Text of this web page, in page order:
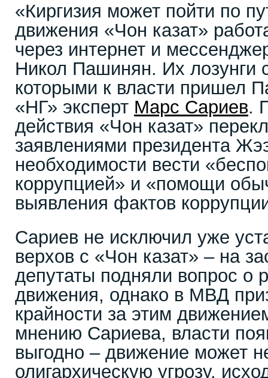
«Киргизия может пойти по
движения «Чон казат»
через интернет и
Никол Пашинян. Их лозунги
которыми к власти пришел
«НГ» эксперт Марс Сариев.
действия «Чон казат»
заявлениями президента
необходимости вести
коррупцией» и «помощи
выявления фактов
Сариев не исключил уже
верхов с «Чон казат» – на
депутаты подняли вопрос о
движения, однако в МВД
крайности за этим
мнению Сариева, власти
выгодно – движение может
олигархическую угрозу,